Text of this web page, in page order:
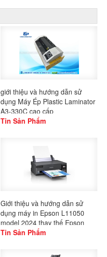
giới thiệu và hướng dẫn sử
dụng Máy Ép Plastic Laminator
A3-330C cao cấp
Tin Sản Phẩm
Giới thiệu và hướng dẫn sử
dụng máy in Epson L11050
model 2024 thay thế Epson
L1300
Tin Sản Phẩm